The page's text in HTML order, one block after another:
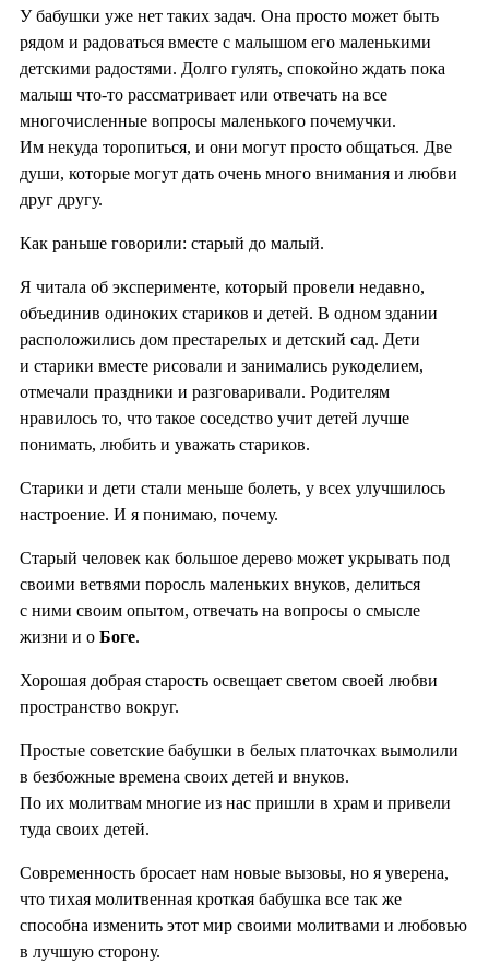
У бабушки уже нет таких задач. Она просто может быть
рядом и радоваться вместе с малышом его маленькими
детскими радостями. Долго гулять, спокойно ждать пока
малыш что-то рассматривает или отвечать на все
многочисленные вопросы маленького почемучки.
Им некуда торопиться, и они могут просто общаться. Две
души, которые могут дать очень много внимания и любви
друг другу.
Как раньше говорили: старый до малый.
Я читала об эксперименте, который провели недавно,
объединив одиноких стариков и детей. В одном здании
расположились дом престарелых и детский сад. Дети
и старики вместе рисовали и занимались рукоделием,
отмечали праздники и разговаривали. Родителям
нравилось то, что такое соседство учит детей лучше
понимать, любить и уважать стариков.
Старики и дети стали меньше болеть, у всех улучшилось
настроение. И я понимаю, почему.
Старый человек как большое дерево может укрывать под
своими ветвями поросль маленьких внуков, делиться
с ними своим опытом, отвечать на вопросы о смысле
жизни и о Боге.
Хорошая добрая старость освещает светом своей любви
пространство вокруг.
Простые советские бабушки в белых платочках вымолили
в безбожные времена своих детей и внуков.
По их молитвам многие из нас пришли в храм и привели
туда своих детей.
Современность бросает нам новые вызовы, но я уверена,
что тихая молитвенная кроткая бабушка все так же
способна изменить этот мир своими молитвами и любовью
в лучшую сторону.